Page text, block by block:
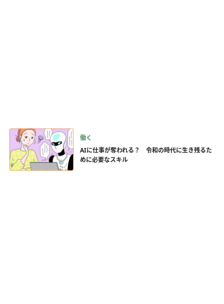
働く
AIに仕事が奪われる？ 令和の時代に生き残るた
めに必要なスキル